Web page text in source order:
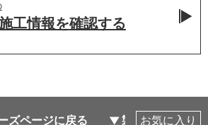
工情報を確認する
ズページに戻る 製品仕様
お気に入り